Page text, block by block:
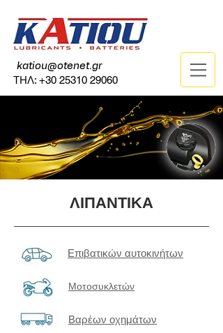
katiou@otenet.gr
ΤΗΛ: +30 25310 29060
ΛΙΠΑΝΤΙΚΑ
Επιβατικών αυτοκινήτων
Μοτοσυκλετών
Βαρέων οχημάτων